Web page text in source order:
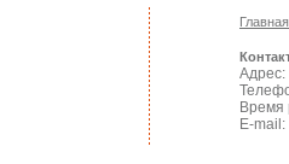
Главная
Адрес:
Время
E-